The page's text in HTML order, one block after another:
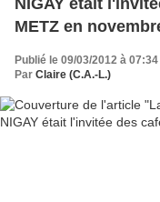
METZ en
Publié le 09/03/2012 à 07:34
Par Claire (C.A.-L.)